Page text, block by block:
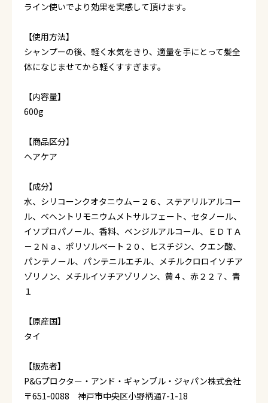
ライン使いでより効果を実感して頂けます。
【使用方法】
シャンプーの後、軽く水気をきり、適量を手にとって髪全
体になじませてから軽くすすぎます。
【内容量】
600g
【商品区分】
ヘアケア
【成分】
水、シリコーンクオタニウム－２６、ステアリルアルコー
ル、ベヘントリモニウムメトサルフェート、セタノール、
イソプロパノール、香料、ベンジルアルコール、ＥＤＴＡ
－２Ｎａ、ポリソルベート２０、ヒスチジン、クエン酸、
パンテノール、パンテニルエチル、メチルクロロイソチア
ゾリノン、メチルイソチアゾリノン、黄４、赤２２７、青
１
【原産国】
タイ
【販売者】
P&Gプロクター・アンド・ギャンブル・ジャパン株式会社
〒651-0088 神戸市中央区小野柄通7-1-18